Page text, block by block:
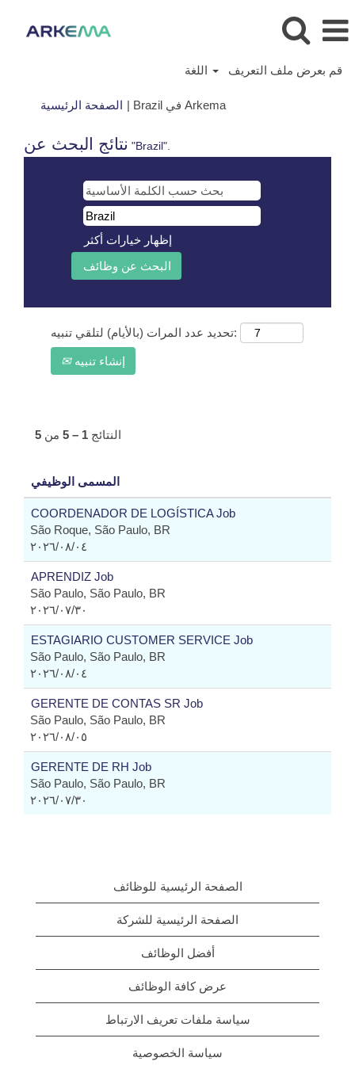
قم بعرض ملف التعريف
الصفحة الرئيسية | Brazil في Arkema(الصفحة
نتائج البحث عن "Brazil".
إظهار خيارات أكثر
تحديد عدد المرات (بالأيام) لتلقي تنبيه:
إنشاء تنبيه
النتائج 1 – 5 من 5
المسمى الوظيفي
COORDENADOR DE LOGÍSTICA Job
São Roque, São Paulo, BR
٠٤‏/٠٨‏/٢٠٢٦
APRENDIZ Job
São Paulo, São Paulo, BR
٣٠‏/٠٧‏/٢٠٢٦
ESTAGIARIO CUSTOMER SERVICE Job
São Paulo, São Paulo, BR
٠٤‏/٠٨‏/٢٠٢٦
GERENTE DE CONTAS SR Job
São Paulo, São Paulo, BR
٠٥‏/٠٨‏/٢٠٢٦
GERENTE DE RH Job
São Paulo, São Paulo, BR
٣٠‏/٠٧‏/٢٠٢٦
الصفحة الرئيسية للوظائف
الصفحة الرئيسية للشركة
أفضل الوظائف
عرض كافة الوظائف
سياسة ملفات تعريف الارتباط
سياسة الخصوصية